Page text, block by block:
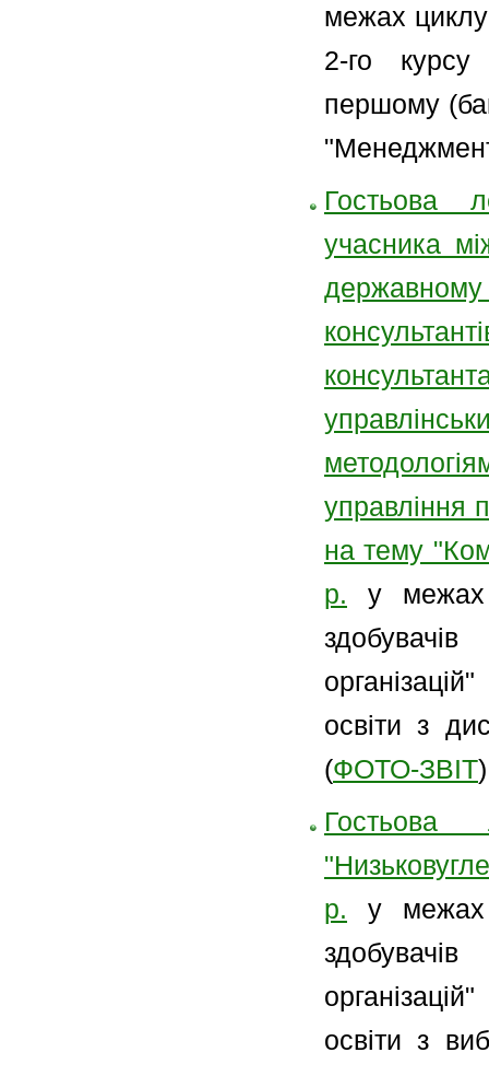
межах
2-го курсу
першому
Гостьова
учасника
управління
на тему
р. у межах
освіти з
(ФОТО-ЗВІТ)
р. у межах
освіти з